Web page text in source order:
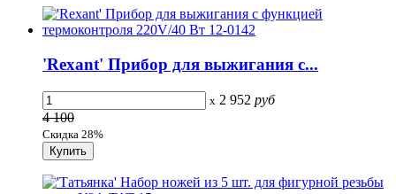
'Rexant' Прибор для выжигания с...
x 2 952 руб
4 100
Скидка 28%